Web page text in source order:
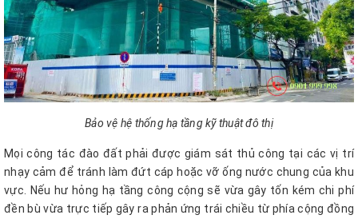
Bảo vệ hệ thống hạ tầng kỹ thuật đô thị
Mọi công tác đào đất phải được giám sát thủ công tại các vị trí
nhạy cảm để tránh làm đứt cáp hoặc vỡ ống nước chung của khu
vực. Nếu hư hỏng hạ tầng công cộng sẽ vừa gây tốn kém chi phí
đền bù vừa trực tiếp gây ra phản ứng trái chiều từ phía cộng đồng